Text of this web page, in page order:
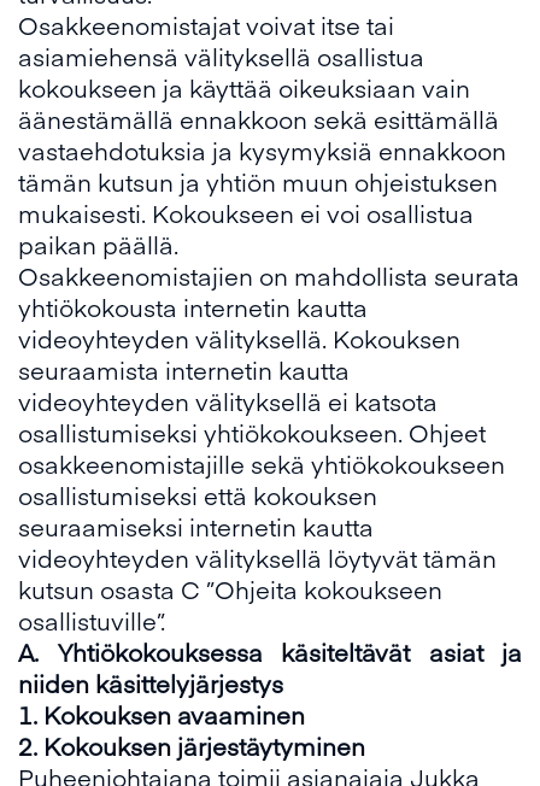
Osakkeenomistajat voivat itse tai
asiamiehensä välityksellä osallistua
kokoukseen ja käyttää oikeuksiaan vain
äänestämällä ennakkoon sekä esittämällä
vastaehdotuksia ja kysymyksiä ennakkoon
tämän kutsun ja yhtiön muun ohjeistuksen
mukaisesti. Kokoukseen ei voi osallistua
paikan päällä.
Osakkeenomistajien on mahdollista seurata
yhtiökokousta internetin kautta
videoyhteyden välityksellä. Kokouksen
seuraamista internetin kautta
videoyhteyden välityksellä ei katsota
osallistumiseksi yhtiökokoukseen. Ohjeet
osakkeenomistajille sekä yhtiökokoukseen
osallistumiseksi että kokouksen
seuraamiseksi internetin kautta
videoyhteyden välityksellä löytyvät tämän
kutsun osasta C ”Ohjeita kokoukseen
osallistuville”.
A. Yhtiökokouksessa käsiteltävät asiat ja
niiden käsittelyjärjestys
1. Kokouksen avaaminen
2. Kokouksen järjestäytyminen
Puheenjohtajana toimii asianajaja Jukka